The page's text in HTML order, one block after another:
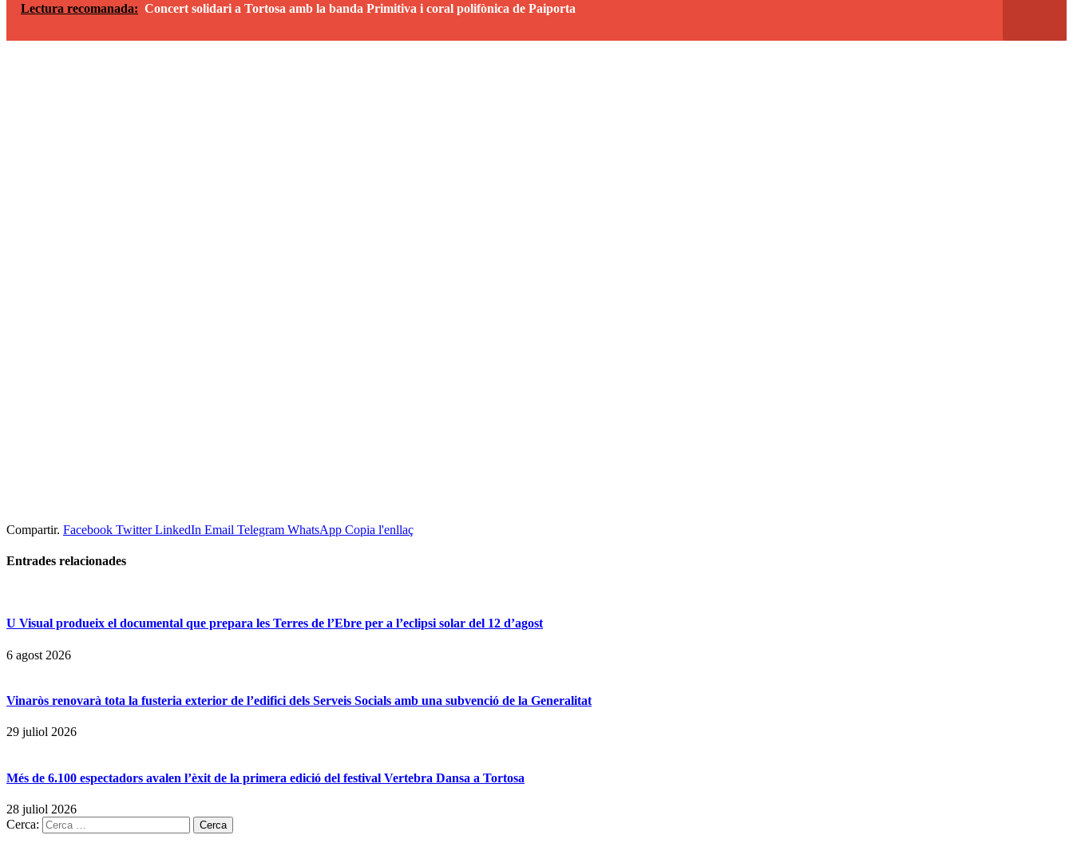
Lectura recomanada: Concert solidari a Tortosa amb la banda Primitiva i coral polifònica de Paiporta
Compartir. Facebook Twitter LinkedIn Email Telegram WhatsApp Copia l'enllaç
Entrades relacionades
U Visual produeix el documental que prepara les Terres de l’Ebre per a l’eclipsi solar del 12 d’agost
6 agost 2026
Vinaròs renovarà tota la fusteria exterior de l’edifici dels Serveis Socials amb una subvenció de la Generalitat
29 juliol 2026
Més de 6.100 espectadors avalen l’èxit de la primera edició del festival Vertebra Dansa a Tortosa
28 juliol 2026
Cerca: